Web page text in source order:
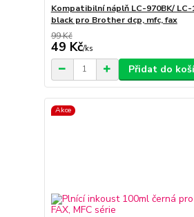
Kompatibilní náplň LC-970BK/ LC-
black pro Brother dcp, mfc, fax
99 Kč
49 Kč/ks
Přidat do
Akce